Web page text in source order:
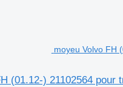
moyeu Volvo FH
(01.12-) 21102564